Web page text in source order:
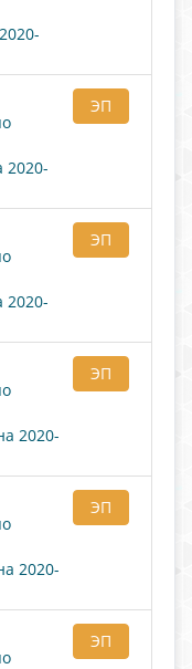
2020-
ЭП
2020-
ЭП
2020-
ЭП
2020-
ЭП
ЭП